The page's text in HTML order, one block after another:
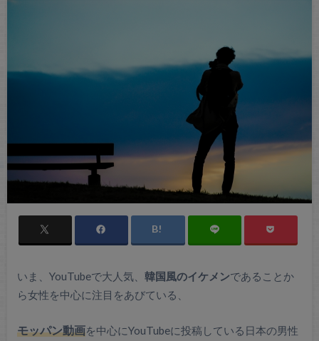
いま、YouTubeで大人気、 韓国風のイケメンであることか
ら女性を中心に注目をあびている、
モッパン動画を中心にYouTubeに投稿している日本の男性